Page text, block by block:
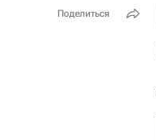
Поделиться